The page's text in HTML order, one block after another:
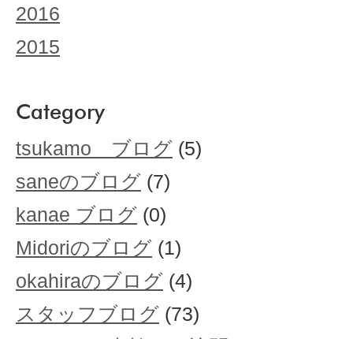
2016
2015
Category
tsukamo ブログ (5)
saneのブログ (7)
kanae ブログ (0)
Midoriのブログ (1)
okahiraのブログ (4)
スタッフブログ (73)